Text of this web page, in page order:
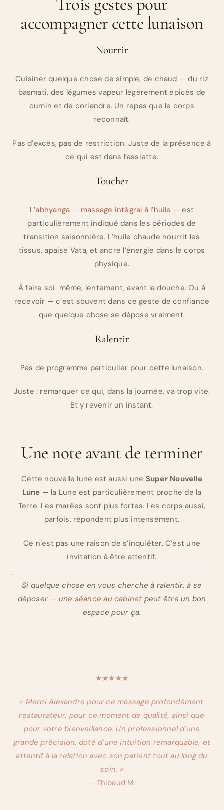
accompagner cette lunaison
Nourrir
Cuisiner quelque chose de simple, de chaud — du riz
basmati, des légumes vapeur légèrement épicés de
cumin et de coriandre. Un repas que le corps
reconnaît.
Pas d’excès, pas de restriction. Juste de la présence à
ce qui est dans l’assiette.
Toucher
L’abhyanga — massage intégral à l’huile — est
particulièrement indiqué dans les périodes de
transition saisonnière. L’huile chaude nourrit les
tissus, apaise Vata, et ancre l’énergie dans le corps
physique.
À faire soi-même, lentement, avant la douche. Ou à
recevoir — c’est souvent dans ce geste de confiance
que quelque chose se dépose vraiment.
Ralentir
Pas de programme particulier pour cette lunaison.
Juste : remarquer ce qui, dans la journée, va trop vite.
Et y revenir un instant.
Une note avant de terminer
Cette nouvelle lune est aussi une Super Nouvelle
Lune — la Lune est particulièrement proche de la
Terre. Les marées sont plus fortes. Les corps aussi,
parfois, répondent plus intensément.
Ce n’est pas une raison de s’inquiéter. C’est une
invitation à être attentif.
Si quelque chose en vous cherche à ralentir, à se
déposer — une séance au cabinet peut être un bon
espace pour ça.
★★★★★
« Merci Alexandre pour ce massage profondément
restaurateur, pour ce moment de qualité, ainsi que
pour votre bienveillance. Un professionnel d’une
grande précision, doté d’une intuition remarquable, et
attentif à la relation avec son patient tout au long du
soin. »
— Thibaud M.